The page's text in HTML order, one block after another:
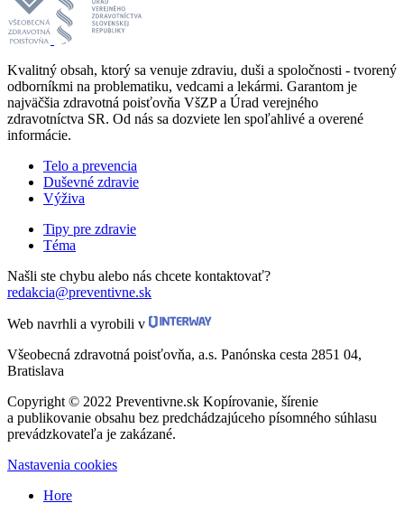
Kvalitný obsah, ktorý sa venuje zdraviu, duši a spoločnosti - tvorený
odborníkmi na problematiku, vedcami a lekármi. Garantom je
najväčšia zdravotná poisťovňa VšZP a Úrad verejného
zdravotníctva SR. Od nás sa dozviete len spoľahlivé a overené
informácie.
Telo a prevencia
Duševné zdravie
Výživa
Tipy pre zdravie
Téma
Našli ste chybu alebo nás chcete kontaktovať?
redakcia@preventivne.sk
Web navrhli a vyrobili v
Všeobecná zdravotná poisťovňa, a.s. Panónska cesta 2851 04,
Bratislava
Copyright © 2022 Preventivne.sk Kopírovanie, šírenie
a publikovanie obsahu bez predchádzajúceho písomného súhlasu
prevádzkovateľa je zakázané.
Nastavenia cookies
Hore